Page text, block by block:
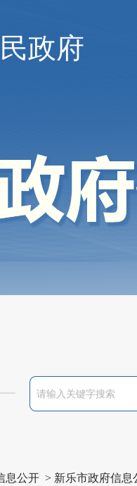
政府
息公开 > 新乐市政府信息